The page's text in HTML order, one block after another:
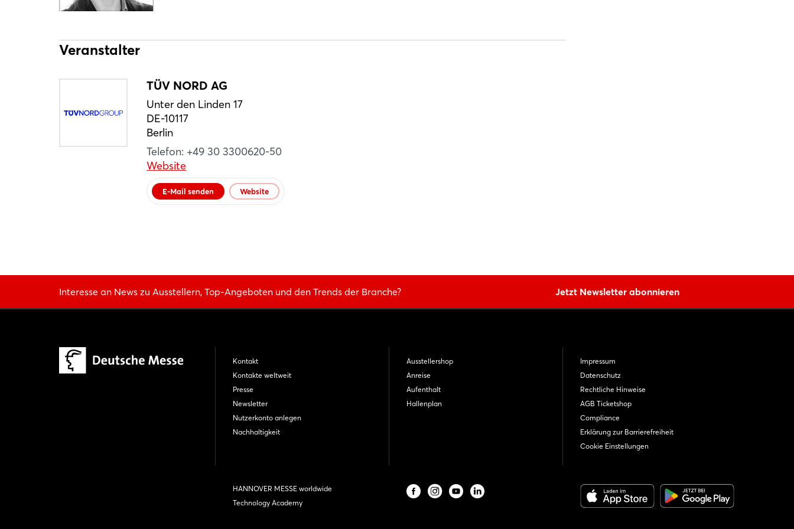
Veranstalter
TÜV NORD AG
Unter den Linden 17
DE-10117
Berlin
Telefon: +49 30 3300620-50
Website
E-Mail senden Website
Interesse an News zu Ausstellern, Top-Angeboten und den Trends der Branche? Jetzt Newsletter abonnieren
Kontakt
Kontakte weltweit
Presse
Newsletter
Nutzerkonto anlegen
Nachhaltigkeit
Ausstellershop
Anreise
Aufenthalt
Hallenplan
Impressum
Datenschutz
Rechtliche Hinweise
AGB Ticketshop
Compliance
Erklärung zur Barrierefreiheit
Cookie Einstellungen
HANNOVER MESSE worldwide
Technology Academy